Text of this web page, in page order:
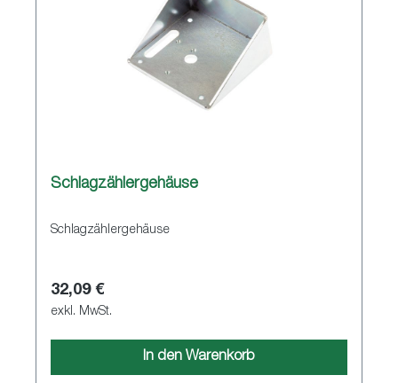
Schlagzählergehäuse
Schlagzählergehäuse
32,09 €
exkl. MwSt.
In den Warenkorb